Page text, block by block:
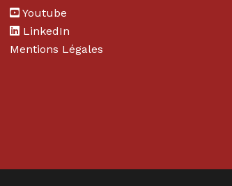
Youtube
LinkedIn
Mentions Légales